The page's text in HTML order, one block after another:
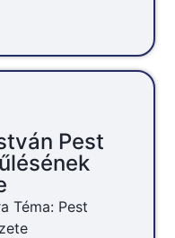
Pest
Téma: Pest